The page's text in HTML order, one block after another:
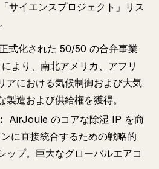
サイエンスプロジェクト」リス
正式化された 50/50 の合弁事業
より、南北アメリカ、アフリ
アにおける気候制御および大気
製造および供給権を獲得。
AirJoule のコアな除湿 IP を商
に直接統合するための戦略的
ップ。巨大なグローバルエアコ